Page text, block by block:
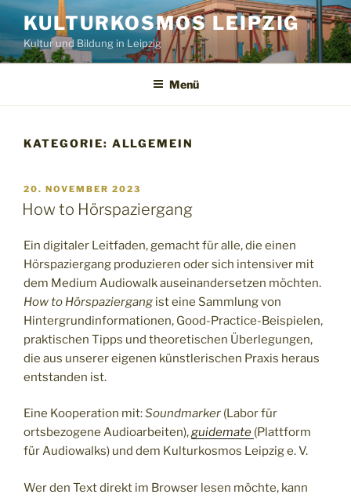
Zum
Inhalt
springen
KULTURKOSMOS LEIPZIG
Kultur und Bildung in Leipzig
Menü
KATEGORIE: ALLGEMEIN
VERÖFFENTLICHT
AM
20. NOVEMBER 2023
How to Hörspaziergang
Ein digitaler Leitfaden, gemacht für alle, die einen
Hörspaziergang produzieren oder sich intensiver mit
dem Medium Audiowalk auseinandersetzen möchten.
How to Hörspaziergang ist eine Sammlung von
Hintergrundinformationen, Good-Practice-Beispielen,
praktischen Tipps und theoretischen Überlegungen,
die aus unserer eigenen künstlerischen Praxis heraus
entstanden ist.
Eine Kooperation mit:Soundmarker (Labor für
ortsbezogene Audioarbeiten),guidemate (Plattform
für Audiowalks) und dem Kulturkosmos Leipzig e. V.
Wer den Text direkt im Browser lesen möchte, kann